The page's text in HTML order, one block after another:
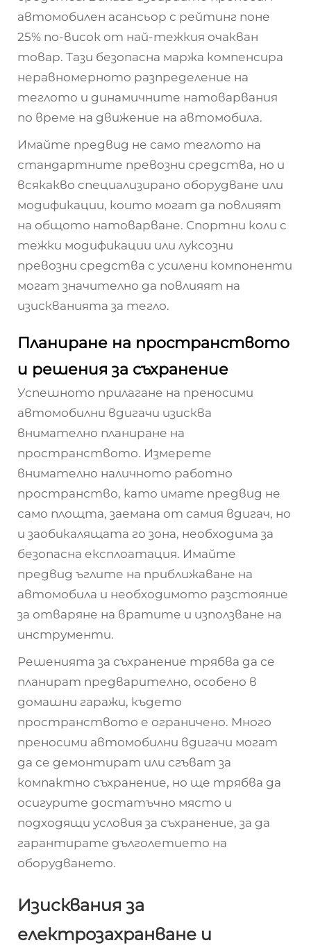
автомобилен асансьор с рейтинг поне
25% по-висок от най-тежкия очакван
товар. Тази безопасна маржа компенсира
неравномерното разпределение на
теглото и динамичните натоварвания
по време на движение на автомобила.
Имайте предвид не само теглото на
стандартните превозни средства, но и
всякакво специализирано оборудване или
модификации, които могат да повлияят
на общото натоварване. Спортни коли с
тежки модификации или луксозни
превозни средства с усилени компоненти
могат значително да повлияят на
изискванията за тегло.
Планиране на пространството
и решения за съхранение
Успешното прилагане на преносими
автомобилни вдигачи изисква
внимателно планиране на
пространството. Измерете
внимателно наличното работно
пространство, като имате предвид не
само площта, заемана от самия вдигач, но
и заобикалящата го зона, необходима за
безопасна експлоатация. Имайте
предвид ъглите на приближаване на
автомобила и необходимото разстояние
за отваряне на вратите и използване на
инструменти.
Решенията за съхранение трябва да се
планират предварително, особено в
домашни гаражи, където
пространството е ограничено. Много
преносими автомобилни вдигачи могат
да се демонтират или сгъват за
компактно съхранение, но ще трябва да
осигурите достатъчно място и
подходящи условия за съхранение, за да
гарантирате дълголетието на
оборудването.
Изисквания за
електрозахранване и